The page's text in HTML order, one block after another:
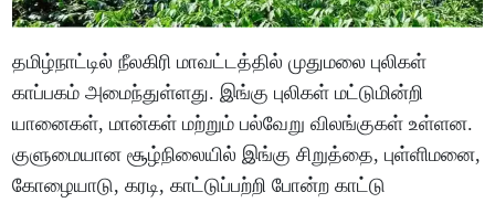
தமிழ்நாட்டில் நீலகிரி மாவட்டத்தில் முதுமலை புலிகள்
காப்பகம் அமைந்துள்ளது. இங்கு புலிகள் மட்டுமின்றி
யானைகள், மான்கள் மற்றும் பல்வேறு விலங்குகள் உள்ளன.
குளுமையான சூழ்நிலையில் இங்கு சிறுத்தை, புள்ளிமனை,
கோழையாடு, கரடி, காட்டுப்பற்றி போன்ற காட்டு